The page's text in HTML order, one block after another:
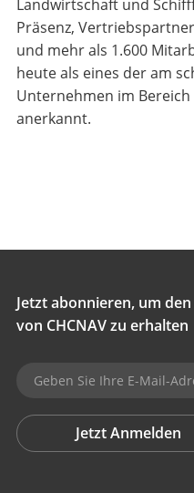
Landwirtschaft und
Präsenz,
und mehr als 1.600
heute als eines der am
Unternehmen im
anerkannt.
Jetzt abonnieren, um
von CHCNAV zu erhalten
Jetzt Anmelden